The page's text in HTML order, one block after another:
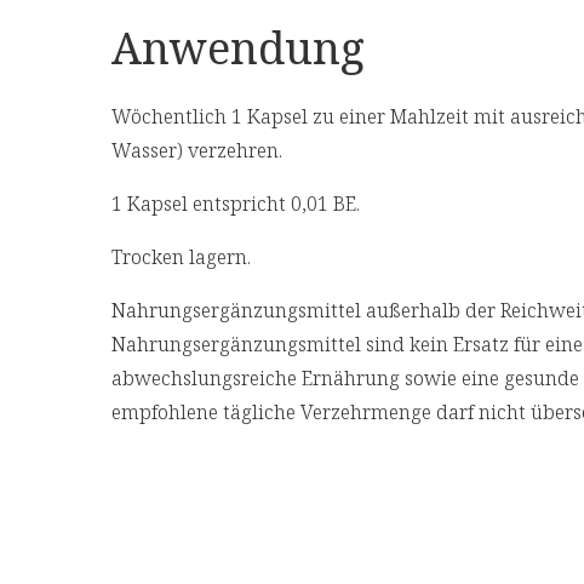
Anwendung
Wöchentlich 1 Kapsel zu einer Mahlzeit mit
Wasser) verzehren.
1 Kapsel entspricht 0,01 BE.
Trocken lagern.
Nahrungsergänzungsmittel außerhalb der
Nahrungsergänzungsmittel sind kein Ersatz für
abwechslungsreiche Ernährung sowie eine gesunde
empfohlene tägliche Verzehrmenge darf nicht